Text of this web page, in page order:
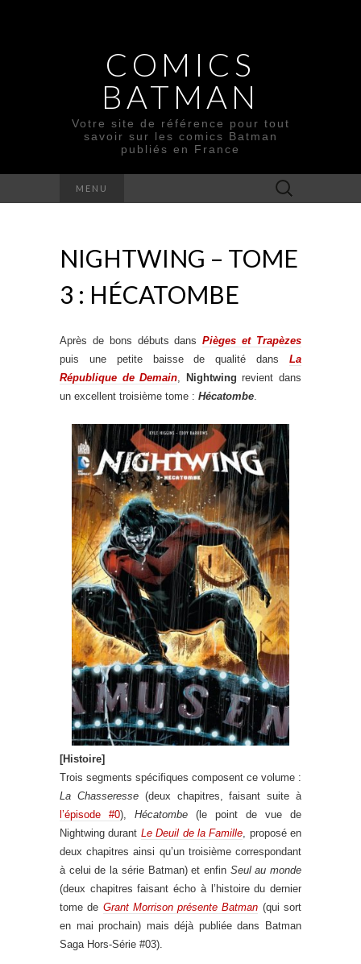
COMICS
BATMAN
Votre site de référence pour tout
savoir sur les comics Batman
publiés en France
MENU Rechercher :
NIGHTWING – TOME
3 : HÉCATOMBE
Après de bons débuts dansPièges et Trapèzes
puis une petite baisse de qualité dans La
République de Demain, Nightwing revient dans
un excellent troisième tome : Hécatombe.
[Histoire]
Trois segments spécifiques composent ce volume :
La Chasseresse(deux chapitres, faisant suite à
l’épisode #0), Hécatombe (le point de vue de
Nightwing durant Le Deuil de la Famille, proposé en
deux chapitres ainsi qu’un troisième correspondant
à celui de la série Batman) et enfin Seul au monde
(deux chapitres faisant écho à l’histoire du dernier
tome de Grant Morrison présente Batman (qui sort
en mai prochain) mais déjà publiée dans Batman
Saga Hors-Série #03).